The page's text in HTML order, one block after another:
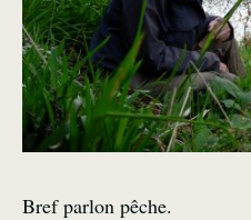
Bref parlon pêche.